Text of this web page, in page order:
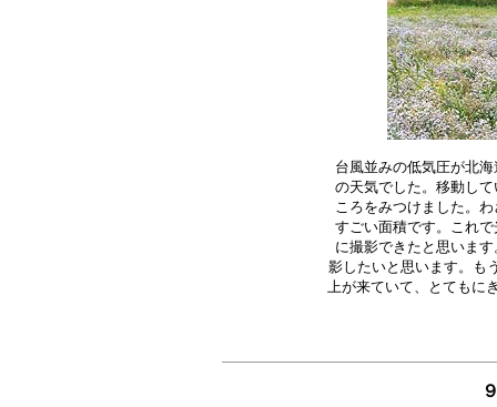
台風並みの低気圧が北
の天気でした。移動し
ころをみつけました。
すごい面積です。これ
に撮影できたと思いま
影したいと思います。も